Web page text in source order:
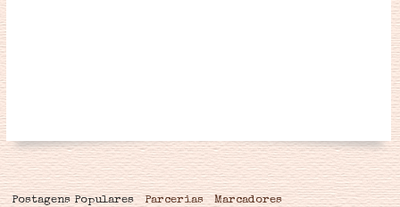
Postagens Populares Parcerias Marcadores